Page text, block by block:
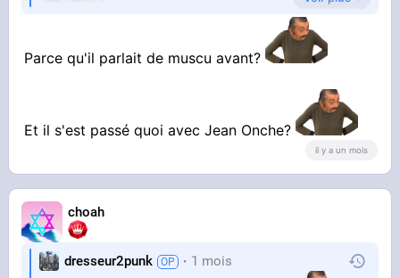
par contre, je m'en souviens de la grosse pls
qu'il a mis à jean onche qui a rager sur lui
Parce qu'il parlait de muscu avant?
Et il s'est passé quoi avec Jean Onche?
il y a un mois
choah
dresseur2punk 1 mois